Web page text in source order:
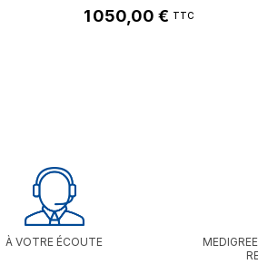
1 050,00 € TTC
À VOTRE ÉCOUTE